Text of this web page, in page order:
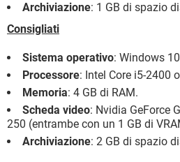
Archiviazione: 1 GB di spazio
Consigliati
Sistema operativo: Windows
Processore: Intel Core i5-2400
Memoria: 4 GB di RAM.
Scheda video: Nvidia GeForce
250 (entrambe con un 1 GB di
Archiviazione: 2 GB di spazio